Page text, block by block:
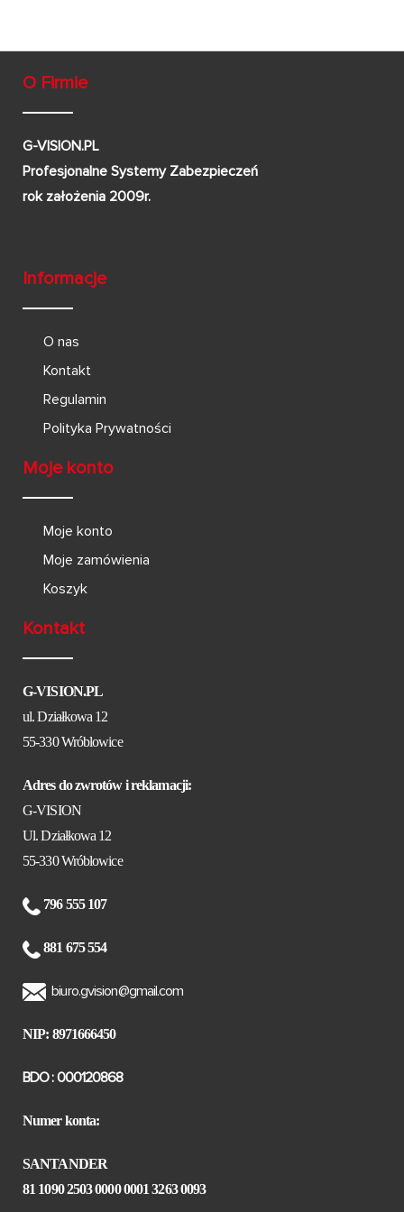
O Firmie
G-VISION.PL
Profesjonalne Systemy Zabezpieczeń
rok założenia 2009r.
Informacje
O nas
Kontakt
Regulamin
Polityka Prywatności
Moje konto
Moje konto
Moje zamówienia
Koszyk
Kontakt
G-VISION.PL
ul. Działkowa 12
55-330 Wróblowice
Adres do zwrotów i reklamacji:
G-VISION
Ul. Działkowa 12
55-330 Wróblowice
796 555 107
881 675 554
biuro.gvision@gmail.com
NIP: 8971666450
BDO : 000120868
Numer konta:
SANTANDER
81 1090 2503 0000 0001 3263 0093